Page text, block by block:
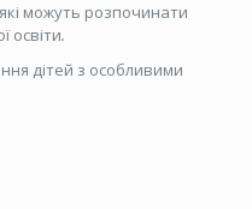
можуть розпочинати
освіти.
дітей з особливими